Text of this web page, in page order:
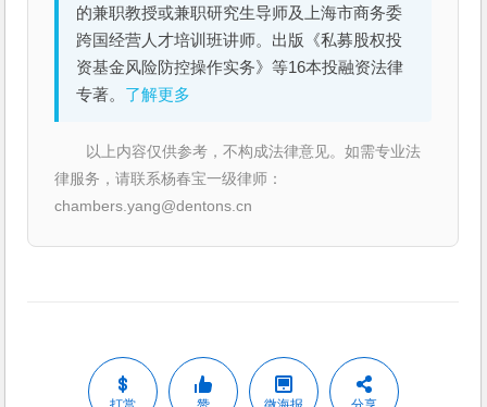
的兼职教授或兼职研究生导师及上海市商务委
跨国经营人才培训班讲师。出版《私募股权投
资基金风险防控操作实务》等16本投融资法律
专著。 了解更多
以上内容仅供参考，不构成法律意见。如需专业法
律服务，请联系杨春宝一级律师：
chambers.yang@dentons.cn